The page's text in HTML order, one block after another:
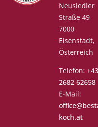
Neusiedler
Straße 49
7000
Eisenstadt,
Österreich
Telefon: +43
2682 62658
E-Mail:
koch.at